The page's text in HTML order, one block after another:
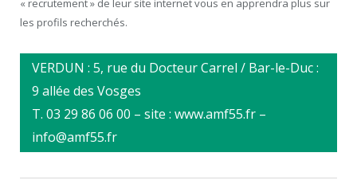
« recrutement » de leur site internet vous en apprendra plus sur
les profils recherchés.
VERDUN : 5, rue du Docteur Carrel / Bar-le-Duc :
9 allée des Vosges
T. 03 29 86 06 00 – site : www.amf55.fr –
info@amf55.fr